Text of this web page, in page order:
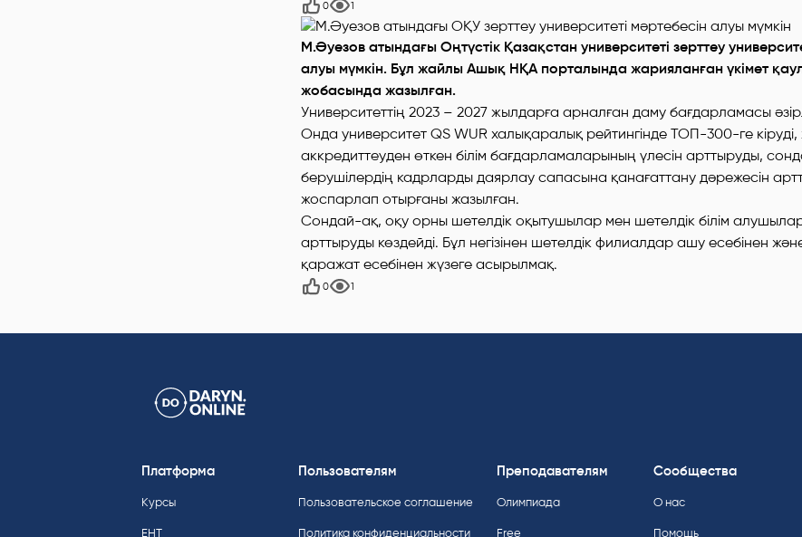
0 1
М.Әуезов атындағы Оңтүстік Қазақстан университеті зерттеу
алуы мүмкін. Бұл жайлы Ашық НҚА порталында жарияланған үкімет
жобасында жазылған.
Университеттің 2023 – 2027 жылдарға арналған даму бағдарламасы
Онда университет QS WUR халықаралық рейтингінде ТОП-300-ге
аккредиттеуден өткен білім бағдарламаларының үлесін арттыруды,
берушілердің кадрларды даярлау сапасына қанағаттану дәрежесін
жоспарлап отырғаны жазылған.
Сондай-ақ, оқу орны шетелдік оқытушылар мен шетелдік білім
арттыруды көздейді. Бұл негізінен шетелдік филиалдар ашу есебінен
қаражат есебінен жүзеге асырылмақ.
0 1
Платформа
Курсы
ЕНТ
Пользователям
Пользовательское соглашение
Политика конфиденциальности
Преподавателям
Олимпиада
Free
Сообщества
О нас
Помощь